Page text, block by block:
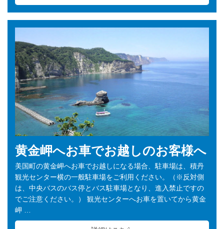
黄金岬へお車でお越しのお客様へ
美国町の黄金岬へお車でお越しになる場合、駐車場は、積丹
観光センター横の一般駐車場をご利用ください。（※反対側
は、中央バスのバス停とバス駐車場となり、進入禁止ですの
でご注意ください。） 観光センターへお車を置いてから黄金
岬 …